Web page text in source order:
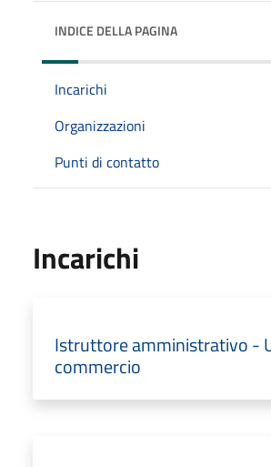
INDICE DELLA PAGINA
Incarichi
Organizzazioni
Punti di contatto
Incarichi
Istruttore amministrativo -
commercio